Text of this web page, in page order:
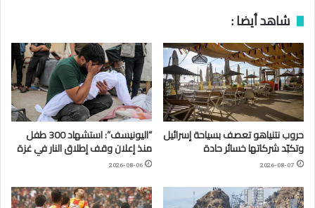
شاهد أيضا :
حروب نتنياهو تعصف بسياحة إسرائيل
وتكبّد شركاتها خسائر حادة
2026-08-07
“اليونيسف”: استشهاد 300 طفل
منذ إعلان وقف إطلاق النار في غزة
2026-08-06